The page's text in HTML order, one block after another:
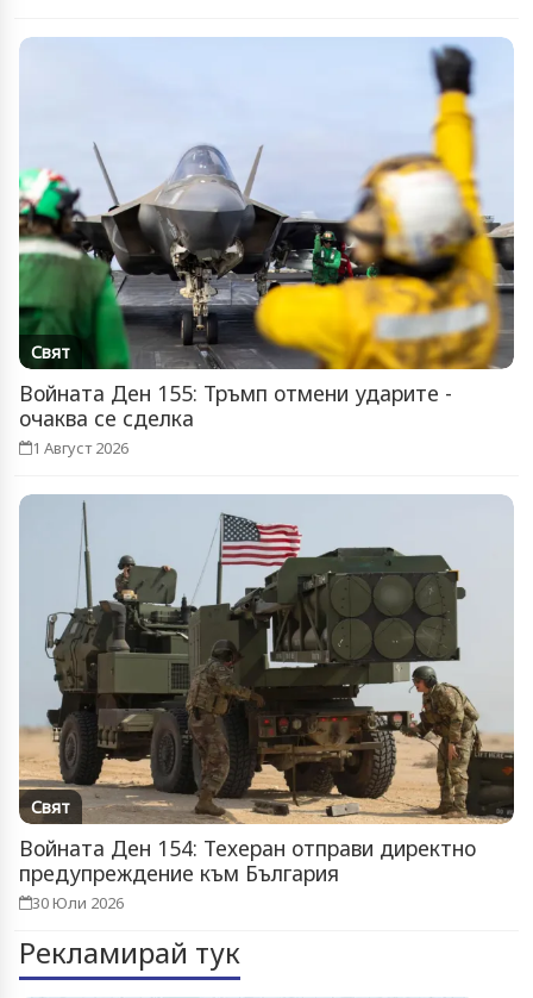
Свят
Войната Ден 155: Тръмп отмени ударите -
очаква се сделка
1 Август 2026
Свят
Войната Ден 154: Техеран отправи директно
предупреждение към България
30 Юли 2026
Рекламирай тук